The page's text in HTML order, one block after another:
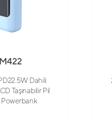
Dahili
Taşınabilir Pil
Powerbank